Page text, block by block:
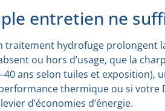
entretien ne
traitement hydrofuge prolongent
ou hors d’usage, que la
ans selon tuiles et exposition),
thermique ou si votre
d’économies d’énergie.